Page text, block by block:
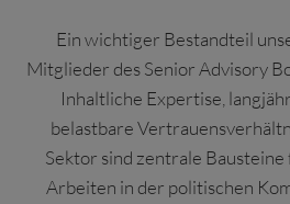
Ein wichtiger Bestandteil
Mitglieder des Senior Advisory
Inhaltliche Expertise,
belastbare
Sektor sind zentrale
Arbeiten in der politischen